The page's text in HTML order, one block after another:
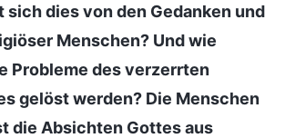
dies von den Gedanken und
Menschen? Und wie
Probleme des verzerrten
gelöst werden? Die Menschen
die Absichten Gottes aus